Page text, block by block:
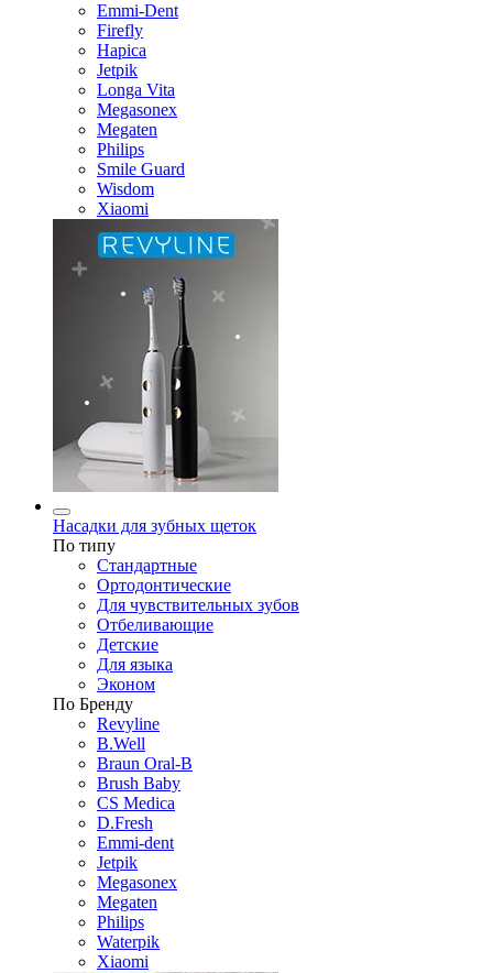
Emmi-Dent
Firefly
Hapica
Jetpik
Longa Vita
Megasonex
Megaten
Philips
Smile Guard
Wisdom
Xiaomi
Насадки для зубных щеток
По типу
Стандартные
Ортодонтические
Для чувствительных зубов
Отбеливающие
Детские
Для языка
Эконом
По Бренду
Revyline
B.Well
Braun Oral-B
Brush Baby
CS Medica
D.Fresh
Emmi-dent
Jetpik
Megasonex
Megaten
Philips
Waterpik
Xiaomi